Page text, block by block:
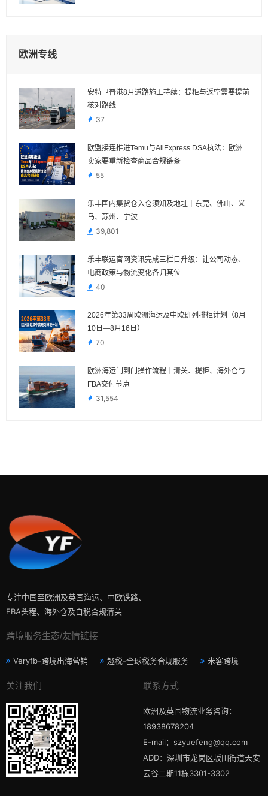
欧洲专线
安特卫普港8月道路施工持续：提柜与返空需要提前
核对路线
37
欧盟接连推进Temu与AliExpress DSA执法：欧洲
卖家要重新检查商品合规链条
55
乐丰国内集货仓入仓须知及地址｜东莞、佛山、义
乌、苏州、宁波
39,801
乐丰联运官网资讯完成三栏目升级：让公司动态、
电商政策与物流变化各归其位
40
2026年第33周欧洲海运及中欧班列排柜计划（8月
10日—8月16日）
70
欧洲海运门到门操作流程｜清关、提柜、海外仓与
FBA交付节点
31,554
专注中国至欧洲及英国海运、中欧铁路、
FBA头程、海外仓及自税合规清关
跨境服务生态/友情链接
Veryfb-跨境出海营销 趣税-全球税务合规服务 米客跨境
关注我们 联系方式
欧洲及英国物流业务咨询：
18938678204
E-mail：szyuefeng@qq.com
ADD：深圳市龙岗区坂田街道天安
云谷二期11栋3301-3302